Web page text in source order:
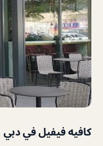
كافيه فيفيل في دبي